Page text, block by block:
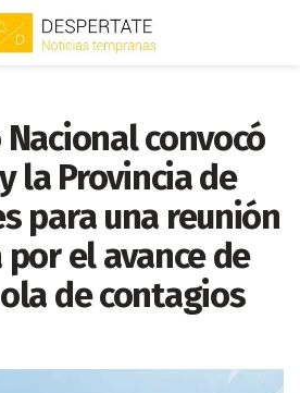
convocó
la Provincia de
para una reunión
el avance de
de contagios